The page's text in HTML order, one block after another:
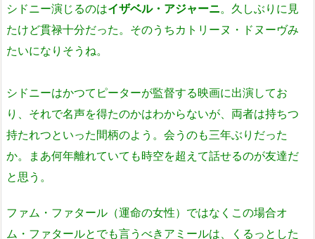
シドニー演じるのはイザベル・アジャーニ。久しぶりに見
たけど貫禄十分だった。そのうちカトリーヌ・ドヌーヴみ
たいになりそうね。
シドニーはかつてピーターが監督する映画に出演してお
り、それで名声を得たのかはわからないが、両者は持ちつ
持たれつといった間柄のよう。会うのも三年ぶりだった
か。まあ何年離れていても時空を超えて話せるのが友達だ
と思う。
ファム・ファタール（運命の女性）ではなくこの場合オ
ム・ファタールとでも言うべきアミールは、くるっとした